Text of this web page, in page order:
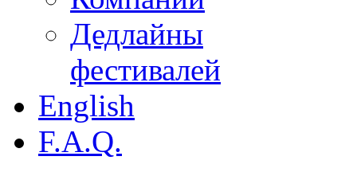
Дедлайны
фестивалей
English
F.A.Q.